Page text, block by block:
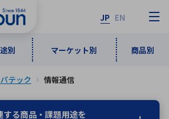
JP EN
別 マーケット別 商品別
別
テック 情報通信
する商品・課題用途を